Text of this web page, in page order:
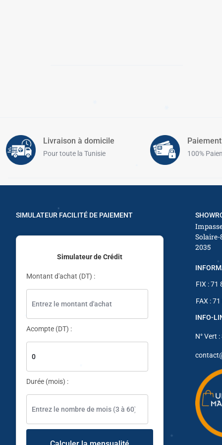
Livraison à domicile
Pour toute la Tunisie 100%
SIMULATEUR FACILITÉ DE PAIEMENT
Simulateur de Crédit
Montant d'achat (DT) :
Acompte (DT) :
Durée (mois) :
Solaire-
2035
FIX : 71
FAX :
INFO-
N° Vert
✱
✱